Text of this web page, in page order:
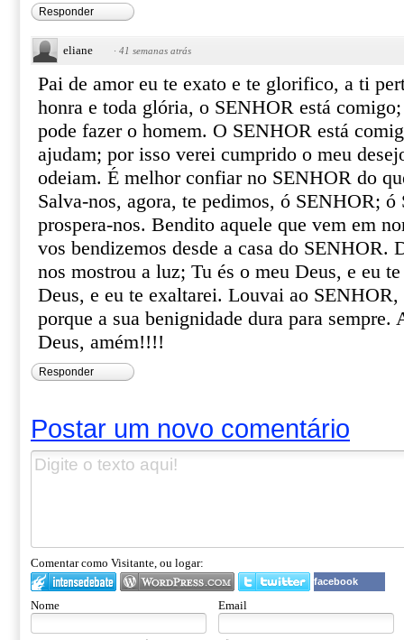
Responder
eliane · 41 semanas atrás
Pai de amor eu te exato e te glorifico, a ti
honra e toda glória, o SENHOR está
pode fazer o homem. O SENHOR está
ajudam; por isso verei cumprido o meu
odeiam. É melhor confiar no SENHOR do
Salva-nos, agora, te pedimos, ó SENHOR;
prospera-nos. Bendito aquele que vem em
vos bendizemos desde a casa do SENHOR.
nos mostrou a luz; Tu és o meu Deus, e eu
Deus, e eu te exaltarei. Louvai ao SENHOR,
porque a sua benignidade dura para sempre.
Deus, amém!!!!
Responder
Postar um novo comentário
Comentar como Visitante, ou logar:
facebook
Nome Email